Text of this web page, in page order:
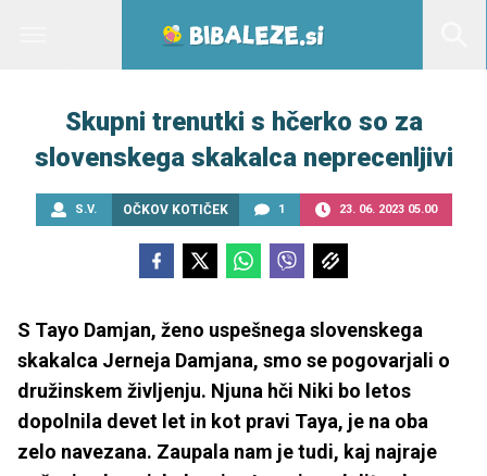
Skupni trenutki s hčerko so za
slovenskega skakalca neprecenljivi
S.V. OČKOV KOTIČEK 1 23. 06. 2023 05.00
S Tayo Damjan, ženo uspešnega slovenskega
skakalca Jerneja Damjana, smo se pogovarjali o
družinskem življenju. Njuna hči Niki bo letos
dopolnila devet let in kot pravi Taya, je na oba
zelo navezana. Zaupala nam je tudi, kaj najraje